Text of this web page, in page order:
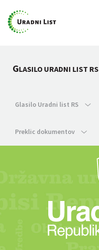
GLASILO URADNI LIST RS
Glasilo Uradni list RS
Preklic dokumentov